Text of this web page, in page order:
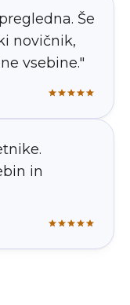
Še
novičnik,
vsebine."
in